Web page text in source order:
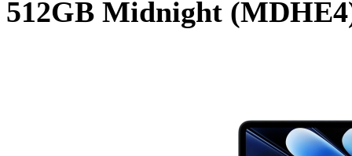
512GB Midnight